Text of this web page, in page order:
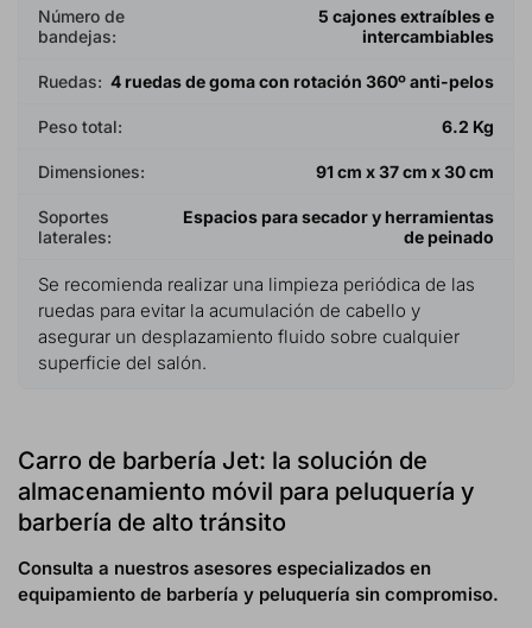
Número de
bandejas:
5 cajones extraíbles e
intercambiables
Ruedas: 4 ruedas de goma con rotación 360º anti-pelos
Peso total: 6.2 Kg
Dimensiones: 91 cm x 37 cm x 30 cm
Soportes
laterales:
Espacios para secador y herramientas
de peinado
Se recomienda realizar una limpieza periódica de las
ruedas para evitar la acumulación de cabello y
asegurar un desplazamiento fluido sobre cualquier
superficie del salón.
Carro de barbería Jet: la solución de
almacenamiento móvil para peluquería y
barbería de alto tránsito
Consulta a nuestros asesores especializados en
equipamiento de barbería y peluquería sin compromiso.